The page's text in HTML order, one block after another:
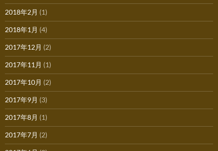
2018年2月 (1)
2018年1月 (4)
2017年12月 (2)
2017年11月 (1)
2017年10月 (2)
2017年9月 (3)
2017年8月 (1)
2017年7月 (2)